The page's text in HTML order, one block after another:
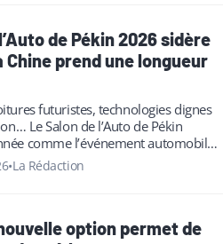
de Pékin 2026 sidère
Chine prend une longueur
futuristes, technologies dignes
Le Salon de l’Auto de Pékin
comme l’événement automobile
Et sur les réseaux,…
•La Rédaction
option permet de